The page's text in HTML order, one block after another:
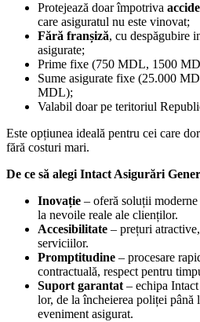
Protejează doar împotriva
care asiguratul nu este vinovat;
Fără franșiză, cu despăgubire
asigurate;
Prime fixe (750 MDL, 1500
Sume asigurate fixe (25.000
MDL);
Valabil doar pe teritoriul
Este opțiunea ideală pentru cei care
fără costuri mari.
De ce să alegi Intact Asigurări
Inovație – oferă soluții
la nevoile reale ale clienților.
Accesibilitate – prețuri
serviciilor.
Promptitudine – procesare
contractuală, respect pentru
Suport garantat – echipa
lor, de la încheierea poliței până
eveniment asigurat.